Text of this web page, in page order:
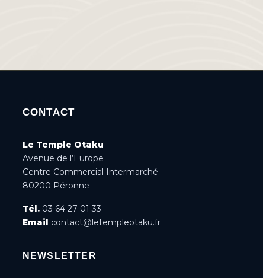
CONTACT
Le Temple Otaku
Avenue de l’Europe
Centre Commercial Intermarché
80200 Péronne
Tél.03 64 27 01 33
Email contact@letempleotaku.fr
NEWSLETTER